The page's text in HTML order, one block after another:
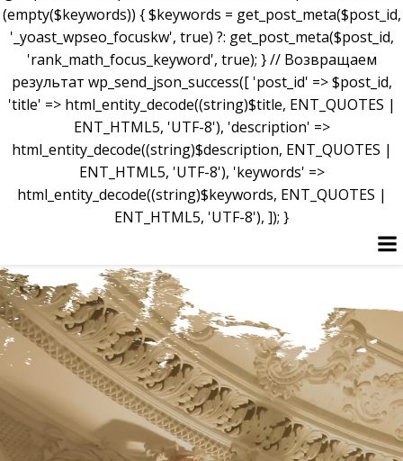
(empty($keywords)) { $keywords = get_post_meta($post_id,
'_yoast_wpseo_focuskw', true) ?: get_post_meta($post_id,
'rank_math_focus_keyword', true); } // Возвращаем
результат wp_send_json_success([ 'post_id' => $post_id,
'title' => html_entity_decode((string)$title, ENT_QUOTES |
ENT_HTML5, 'UTF-8'), 'description' =>
html_entity_decode((string)$description, ENT_QUOTES |
ENT_HTML5, 'UTF-8'), 'keywords' =>
html_entity_decode((string)$keywords, ENT_QUOTES |
ENT_HTML5, 'UTF-8'), ]); }